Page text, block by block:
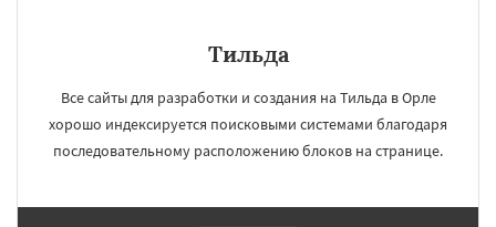
Тильда
Все сайты для разработки и создания на Тильда в Орле
хорошо индексируется поисковыми системами благодаря
последовательному расположению блоков на странице.